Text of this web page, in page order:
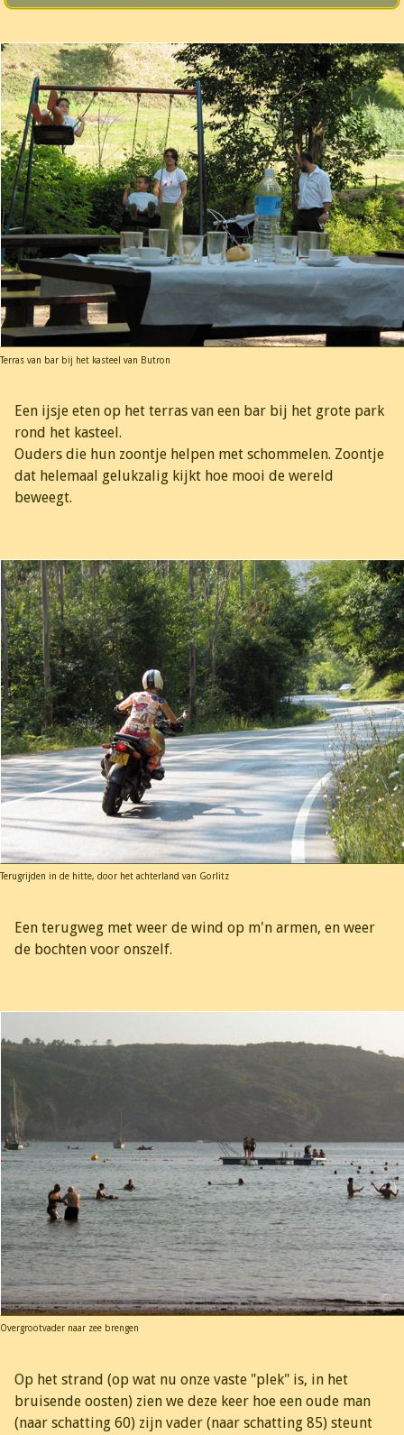
Terras van bar bij het kasteel van Butron
Een ijsje eten op het terras van een bar bij het grote park
rond het kasteel.
Ouders die hun zoontje helpen met schommelen. Zoontje
dat helemaal gelukzalig kijkt hoe mooi de wereld
beweegt.
Terugrijden in de hitte, door het achterland van Gorlitz
Een terugweg met weer de wind op m'n armen, en weer
de bochten voor onszelf.
Overgrootvader naar zee brengen
Op het strand (op wat nu onze vaste "plek" is, in het
bruisende oosten) zien we deze keer hoe een oude man
(naar schatting 60) zijn vader (naar schatting 85) steunt